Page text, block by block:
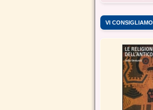
VI CONSIGLIAMO